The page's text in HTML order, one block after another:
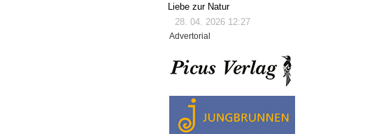
Liebe zur Natur
28. 04. 2026 12:27
Advertorial